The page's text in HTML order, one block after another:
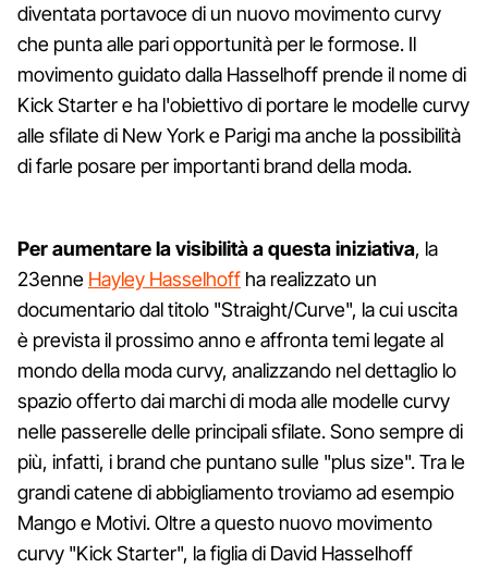
diventata portavoce di un nuovo movimento curvy
che punta alle pari opportunità per le formose. Il
movimento guidato dalla Hasselhoff prende il nome di
Kick Starter e ha l'obiettivo di portare le modelle curvy
alle sfilate di New York e Parigi ma anche la possibilità
di farle posare per importanti brand della moda.
Per aumentare la visibilità a questa iniziativa, la
23enne Hayley Hasselhoff ha realizzato un
documentario dal titolo "Straight/Curve", la cui uscita
è prevista il prossimo anno e affronta temi legate al
mondo della moda curvy, analizzando nel dettaglio lo
spazio offerto dai marchi di moda alle modelle curvy
nelle passerelle delle principali sfilate. Sono sempre di
più, infatti, i brand che puntano sulle "plus size". Tra le
grandi catene di abbigliamento troviamo ad esempio
Mango e Motivi. Oltre a questo nuovo movimento
curvy "Kick Starter", la figlia di David Hasselhoff